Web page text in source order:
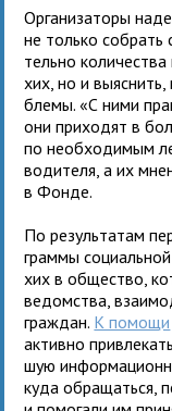
Организаторы
не только
тельно
хих, но и
блемы. «С ними
они при­хо­дят в
по необ­хо­ди­мым
во­ди­теля, а их
в Фонде.
По резуль­та­там
граммы
хих в обще­ство,
ведом­ства,
граждан. К помощи
активно
шую
куда обра­щаться,